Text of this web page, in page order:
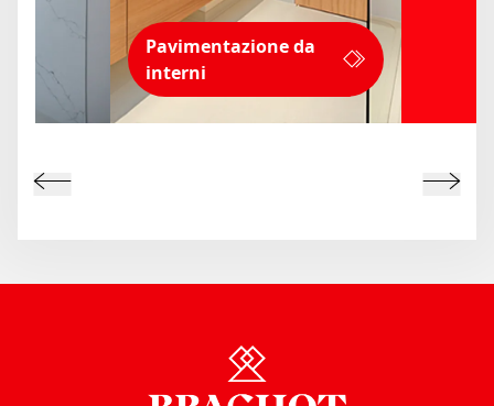
Pavimentazione da
interni